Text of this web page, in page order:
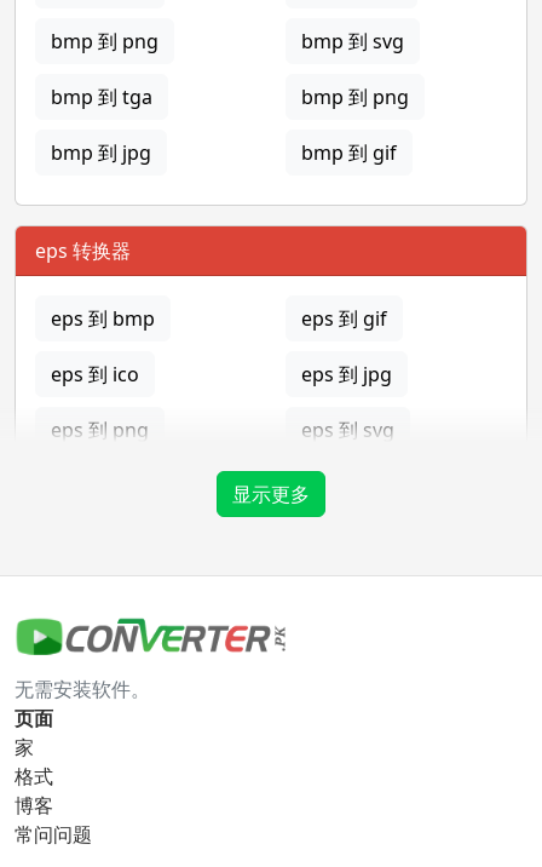
bmp 到 png bmp 到 svg
bmp 到 tga bmp 到 png
bmp 到 jpg bmp 到 gif
eps 转换器
eps 到 bmp eps 到 gif
eps 到 ico eps 到 jpg
eps 到 png eps 到 svg
gif 转换器
gif 到 bmp
gif 到 ico
gif 到 tga
显示更多
无需安装软件。
页面
家
格式
博客
常问问题